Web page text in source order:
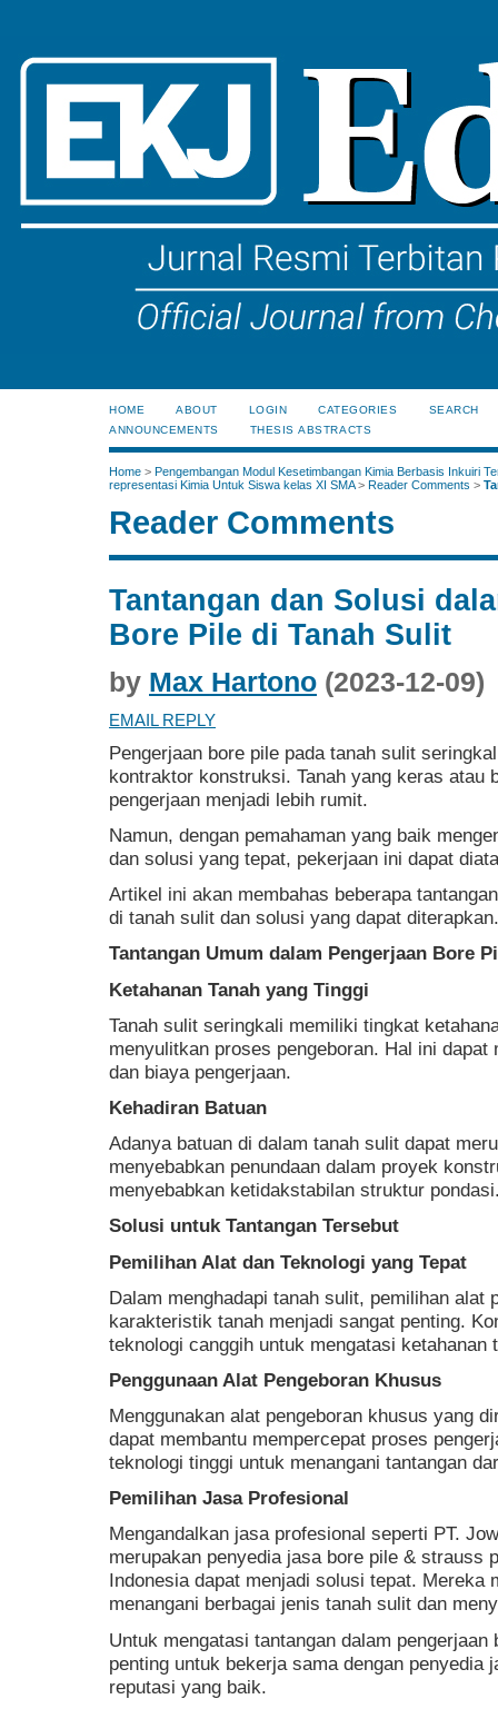
HOME ABOUT LOGIN CATEGORIES
SEARCH
ANNOUNCEMENTS
THESIS ABSTRACTS
Home > Pengembangan Modul Kesetimbangan Kimia Berbasis Inkuiri
representasi Kimia Untuk Siswa kelas XI SMA> Reader Comments >
Reader Comments
Tantangan dan Solusi
Bore Pile di Tanah Sulit
by Max Hartono (2023-12-09)
EMAIL REPLY
Pengerjaan bore pile pada tanah sulit
kontraktor konstruksi. Tanah yang keras atau
pengerjaan menjadi lebih rumit.
Namun, dengan pemahaman yang baik
dan solusi yang tepat, pekerjaan ini dapat
Artikel ini akan membahas beberapa
di tanah sulit dan solusi yang dapat diterapkan.
Tantangan Umum dalam Pengerjaan Bore
Ketahanan Tanah yang Tinggi
Tanah sulit seringkali memiliki tingkat
menyulitkan proses pengeboran. Hal ini
dan biaya pengerjaan.
Kehadiran Batuan
Adanya batuan di dalam tanah sulit dapat
menyebabkan penundaan dalam proyek
menyebabkan ketidakstabilan struktur
Solusi untuk Tantangan Tersebut
Pemilihan Alat dan Teknologi yang Tepat
Dalam menghadapi tanah sulit, pemilihan alat
karakteristik tanah menjadi sangat penting.
teknologi canggih untuk mengatasi ketahanan
Penggunaan Alat Pengeboran Khusus
Menggunakan alat pengeboran khusus yang
dapat membantu mempercepat proses
teknologi tinggi untuk menangani tantangan
Pemilihan Jasa Profesional
Mengandalkan jasa profesional seperti PT.
merupakan penyedia jasa bore pile & strauss
Indonesia dapat menjadi solusi tepat. Mereka
menangani berbagai jenis tanah sulit dan
Untuk mengatasi tantangan dalam
penting untuk bekerja sama dengan penyedia
reputasi yang baik.